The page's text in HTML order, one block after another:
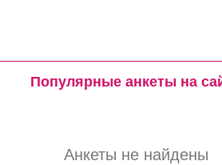
Популярные анкеты на
Анкеты не найдены